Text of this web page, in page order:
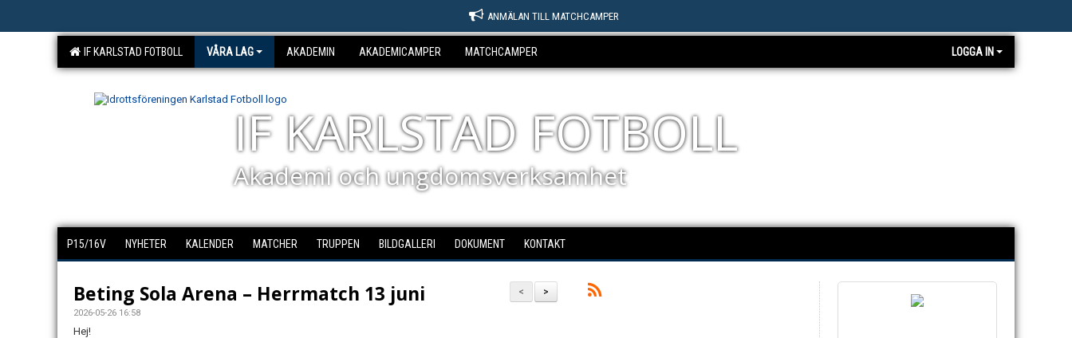
ANMÄLAN TILL MATCHCAMPER
IF KARLSTAD FOTBOLL VÅRA LAG AKADEMIN AKADEMICAMPER MATCHCAMPER LOGGA IN
IF KARLSTAD FOTBOLL
Akademi och ungdomsverksamhet
P15/16V NYHETER KALENDER MATCHER TRUPPEN BILDGALLERI DOKUMENT KONTAKT
>
<
Beting Sola Arena – Herrmatch 13 juni
2026-05-26 16:58
Hej!